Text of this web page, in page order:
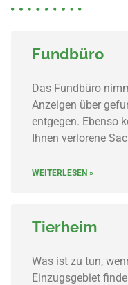
Fundbüro
Das Fundbüro
Anzeigen über
entgegen. Ebenso
Ihnen verlorene
WEITERLESEN »
Tierheim
Was ist zu tun,
Einzugsgebiet